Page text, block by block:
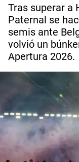
Tras superar a
Paternal se
semis ante
volvió un
Apertura 2026.